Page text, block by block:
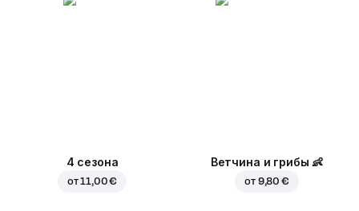
4 сезона
от11,00 €
Ветчина и грибы 👶
от 9,80 €